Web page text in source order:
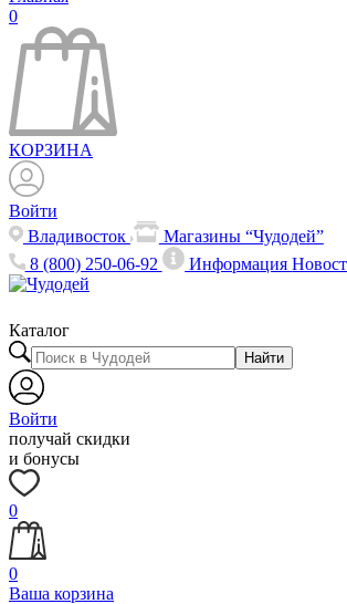
0
КОРЗИНА
Войти
Владивосток
Магазины “Чудодей”
8 (800) 250-06-92
Информация
Каталог
Найти
Войти
получай скидки
и бонусы
0
0
Ваша корзина